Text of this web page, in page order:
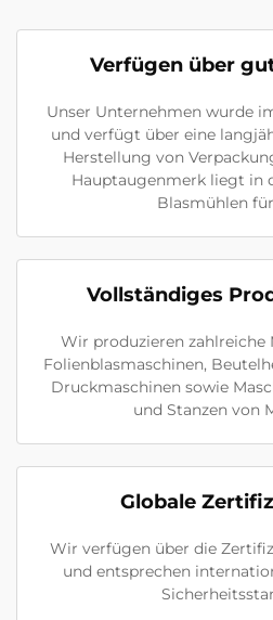
Verfügen über
Unser Unternehmen wurde
und verfügt über eine
Herstellung von
Hauptaugenmerk liegt in
Blasmühlen
Vollständiges
Wir produzieren zahlreiche
Folienblasmaschinen,
Druckmaschinen sowie
und Stanzen von
Globale
Wir verfügen über die
und entsprechen